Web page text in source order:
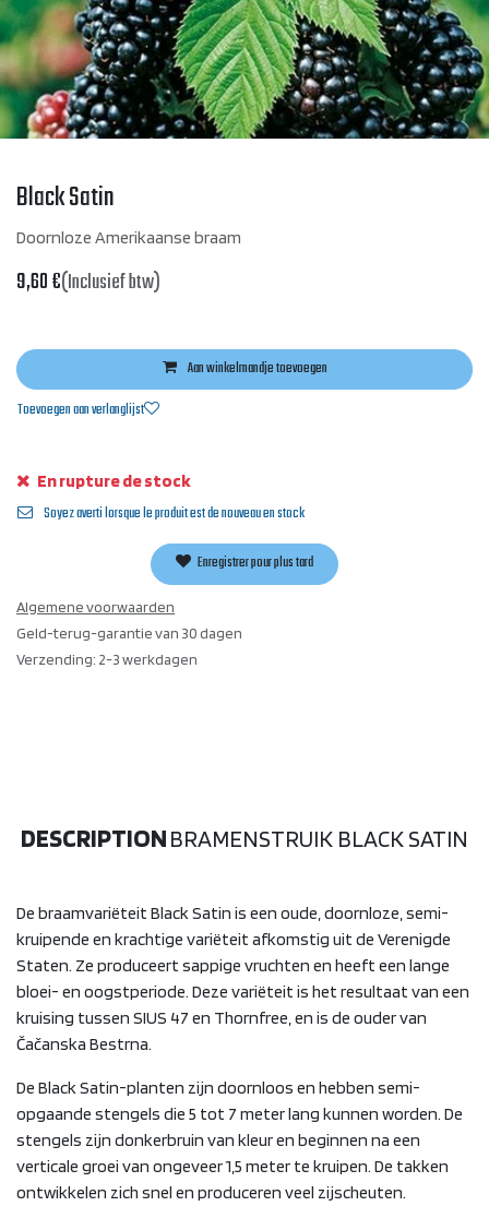
Black Satin
Doornloze Amerikaanse braam
9,60€(Inclusief btw)
Aan winkelmandje toevoegen
Toevoegen aan verlanglijst
En rupture de stock
Soyez averti lorsque le produit est de nouveau en stock
Enregistrer pour plus tard
Algemene voorwaarden
Geld-terug-garantie van 30 dagen
Verzending: 2-3 werkdagen
DESCRIPTIONBRAMENSTRUIK BLACK SATIN
De braamvariëteit Black Satin is een oude, doornloze, semi-
kruipende en krachtige variëteit afkomstig uit de Verenigde
Staten. Ze produceert sappige vruchten en heeft een lange
bloei- en oogstperiode. Deze variëteit is het resultaat van een
kruising tussen SIUS 47 en Thornfree, en is de ouder van
Čačanska Bestrna.
De Black Satin-planten zijn doornloos en hebben semi-
opgaande stengels die 5 tot 7 meter lang kunnen worden. De
stengels zijn donkerbruin van kleur en beginnen na een
verticale groei van ongeveer 1,5 meter te kruipen. De takken
ontwikkelen zich snel en produceren veel zijscheuten.